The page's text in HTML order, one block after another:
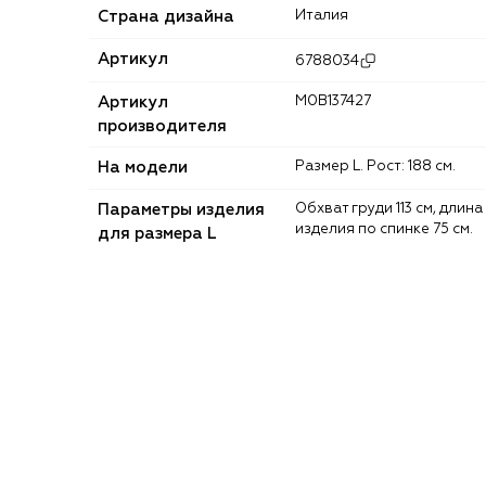
Страна дизайна Италия
Артикул 6788034
Артикул
производителя
M0B137427
На модели Размер L. Рост: 188 см.
Параметры изделия
для размера L
Обхват груди 113 см, длина
изделия по спинке 75 см.